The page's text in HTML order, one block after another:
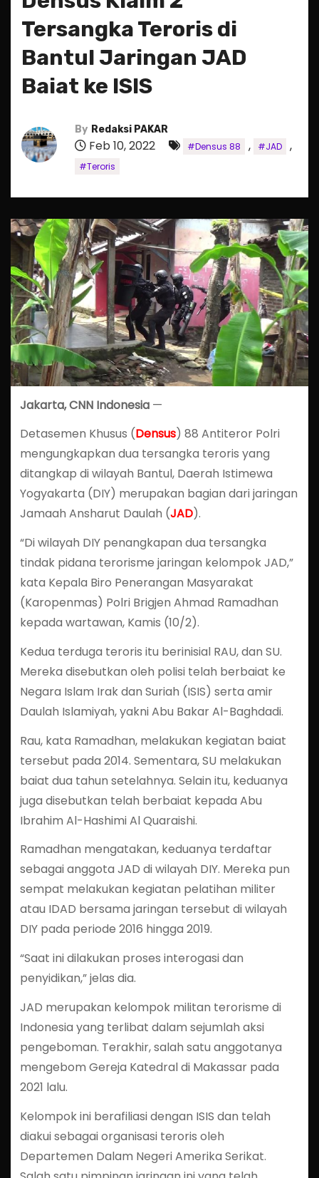
Tersangka Teroris di
Bantul Jaringan JAD
Baiat ke ISIS
By Redaksi PAKAR
Feb 10, 2022 #Densus 88 , #JAD ,
#Teroris
Jakarta, CNN Indonesia—
Detasemen Khusus (Densus) 88 Antiteror Polri
mengungkapkan dua tersangka teroris yang
ditangkap di wilayah Bantul, Daerah Istimewa
Yogyakarta (DIY) merupakan bagian dari jaringan
Jamaah Ansharut Daulah (JAD).
“Di wilayah DIY penangkapan dua tersangka
tindak pidana terorisme jaringan kelompok JAD,”
kata Kepala Biro Penerangan Masyarakat
(Karopenmas) Polri Brigjen Ahmad Ramadhan
kepada wartawan, Kamis (10/2).
Kedua terduga teroris itu berinisial RAU, dan SU.
Mereka disebutkan oleh polisi telah berbaiat ke
Negara Islam Irak dan Suriah (ISIS) serta amir
Daulah Islamiyah, yakni Abu Bakar Al-Baghdadi.
Rau, kata Ramadhan, melakukan kegiatan baiat
tersebut pada 2014. Sementara, SU melakukan
baiat dua tahun setelahnya. Selain itu, keduanya
juga disebutkan telah berbaiat kepada Abu
Ibrahim Al-Hashimi Al Quaraishi.
Ramadhan mengatakan, keduanya terdaftar
sebagai anggota JAD di wilayah DIY. Mereka pun
sempat melakukan kegiatan pelatihan militer
atau IDAD bersama jaringan tersebut di wilayah
DIY pada periode 2016 hingga 2019.
“Saat ini dilakukan proses interogasi dan
penyidikan,” jelas dia.
JAD merupakan kelompok militan terorisme di
Indonesia yang terlibat dalam sejumlah aksi
pengeboman. Terakhir, salah satu anggotanya
mengebom Gereja Katedral di Makassar pada
2021 lalu.
Kelompok ini berafiliasi dengan ISIS dan telah
diakui sebagai organisasi teroris oleh
Departemen Dalam Negeri Amerika Serikat.